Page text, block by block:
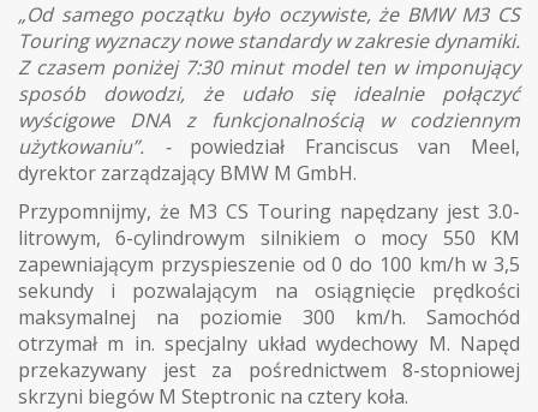
„Od samego początku było oczywiste, że BMW M3 CS
Touring wyznaczy nowe standardy w zakresie dynamiki.
Z czasem poniżej 7:30 minut model ten w imponujący
sposób dowodzi, że udało się idealnie połączyć
wyścigowe DNA z funkcjonalnością w codziennym
użytkowaniu”. -powiedział Franciscus van Meel,
dyrektor zarządzający BMW M GmbH.
Przypomnijmy, że M3 CS Touring napędzany jest 3.0-
litrowym, 6-cylindrowym silnikiem o mocy 550 KM
zapewniającym przyspieszenie od 0 do 100 km/h w 3,5
sekundy i pozwalającym na osiągnięcie prędkości
maksymalnej na poziomie 300 km/h. Samochód
otrzymał m in. specjalny układ wydechowy M. Napęd
przekazywany jest za pośrednictwem 8-stopniowej
skrzyni biegów M Steptronic na cztery koła.